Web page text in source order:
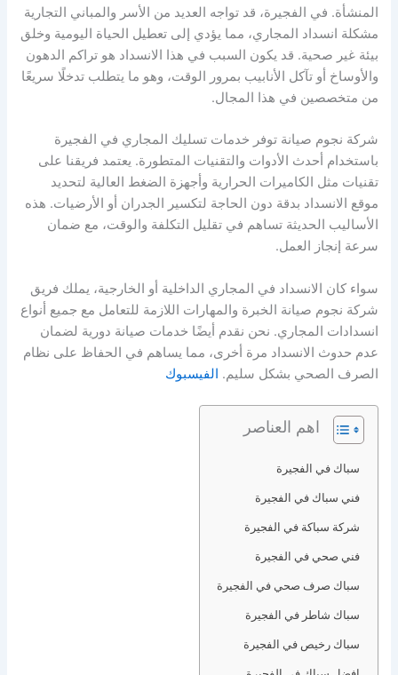
المنشأة. في الفجيرة، قد تواجه العديد من الأسر والمباني التجارية
مشكلة انسداد المجاري، مما يؤدي إلى تعطيل الحياة اليومية وخلق
بيئة غير صحية. قد يكون السبب في هذا الانسداد هو تراكم الدهون
والأوساخ أو تآكل الأنابيب بمرور الوقت، وهو ما يتطلب تدخلًا سريعًا
من متخصصين في هذا المجال.
شركة نجوم صيانة توفر خدمات تسليك المجاري في الفجيرة
باستخدام أحدث الأدوات والتقنيات المتطورة. يعتمد فريقنا على
تقنيات مثل الكاميرات الحرارية وأجهزة الضغط العالية لتحديد
موقع الانسداد بدقة دون الحاجة لتكسير الجدران أو الأرضيات. هذه
الأساليب الحديثة تساهم في تقليل التكلفة والوقت، مع ضمان
سرعة إنجاز العمل.
سواء كان الانسداد في المجاري الداخلية أو الخارجية، يملك فريق
شركة نجوم صيانة الخبرة والمهارات اللازمة للتعامل مع جميع أنواع
انسدادات المجاري. نحن نقدم أيضًا خدمات صيانة دورية لضمان
عدم حدوث الانسداد مرة أخرى، مما يساهم في الحفاظ على نظام
الصرف الصحي بشكل سليم. الفيسبوك
اهم العناصر
سباك في الفجيرة
فني سباك في الفجيرة
شركة سباكة في الفجيرة
فني صحي في الفجيرة
سباك صرف صحي في الفجيرة
سباك شاطر في الفجيرة
سباك رخيص في الفجيرة